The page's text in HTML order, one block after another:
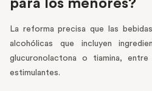
para los menores?
La reforma precisa que las
alcohólicas que incluyen
glucuronolactona o tiamina,
estimulantes.